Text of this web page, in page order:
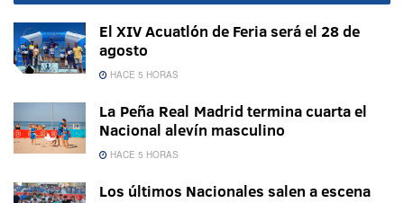
El XIV Acuatlón de Feria será el 28 de
agosto
HACE 5 HORAS
La Peña Real Madrid termina cuarta el
Nacional alevín masculino
HACE 5 HORAS
Los últimos Nacionales salen a escena